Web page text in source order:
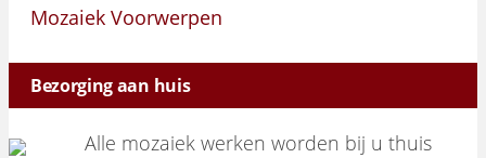
Mozaiek Voorwerpen
Bezorging aan huis
Alle mozaiek werken worden bij u thuis